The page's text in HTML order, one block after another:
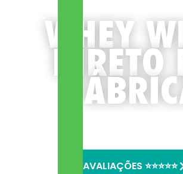
WHEY
DIRETO
AVALIAÇÕES ⭐⭐⭐⭐⭐